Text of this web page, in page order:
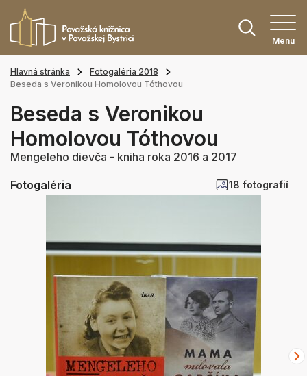
Menu
Hlavná stránka
Fotogaléria 2018
Beseda s Veronikou Homolovou Tóthovou
Beseda s Veronikou
Homolovou Tóthovou
Mengeleho dievča - kniha roka 2016 a 2017
Fotogaléria 18 fotografií